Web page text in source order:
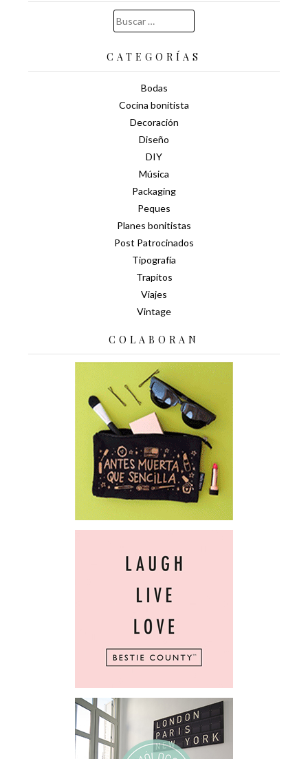
Buscar:
CATEGORÍAS
Bodas
Cocina bonitista
Decoración
Diseño
DIY
Música
Packaging
Peques
Planes bonitistas
Post Patrocinados
Tipografía
Trapitos
Viajes
Vintage
COLABORAN